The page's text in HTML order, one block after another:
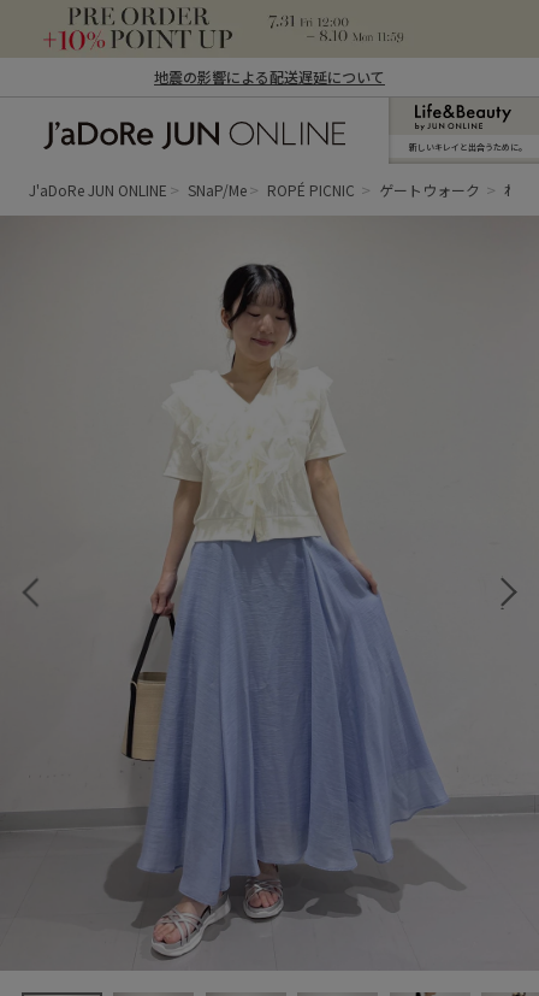
地震の影響による配送遅延について
ン オンライン）
新しいキレイと出合うために。
J'aDoRe JUN ONLINE SNaP/Me ROPÉ PICNIC ゲートウォーク れな